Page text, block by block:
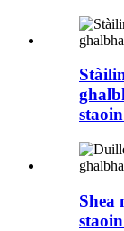
Shea